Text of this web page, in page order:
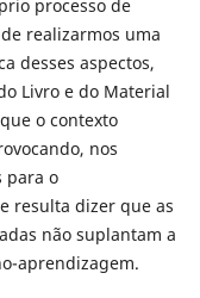
processo de
realizarmos uma
desses aspectos,
Livro e do Material
o contexto
nos
para o
resulta dizer que as
não suplantam a
aprendizagem.